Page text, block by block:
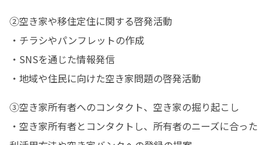
②空き家や移住定住に関する啓発活動
・チラシやパンフレットの作成
・SNSを通じた情報発信
・地域や住民に向けた空き家問題の啓発活動
③空き家所有者へのコンタクト、空き家の掘り起こし
・空き家所有者とコンタクトし、所有者のニーズに合った